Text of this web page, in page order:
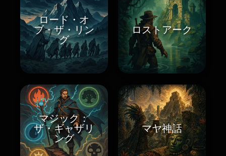
ロード・オ
ブ・ザ・リン
グ
ロストアーク
マジック：
ザ・ギャザリ
ング
マヤ神話